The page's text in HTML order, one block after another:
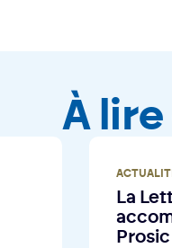
À
La
Prosic